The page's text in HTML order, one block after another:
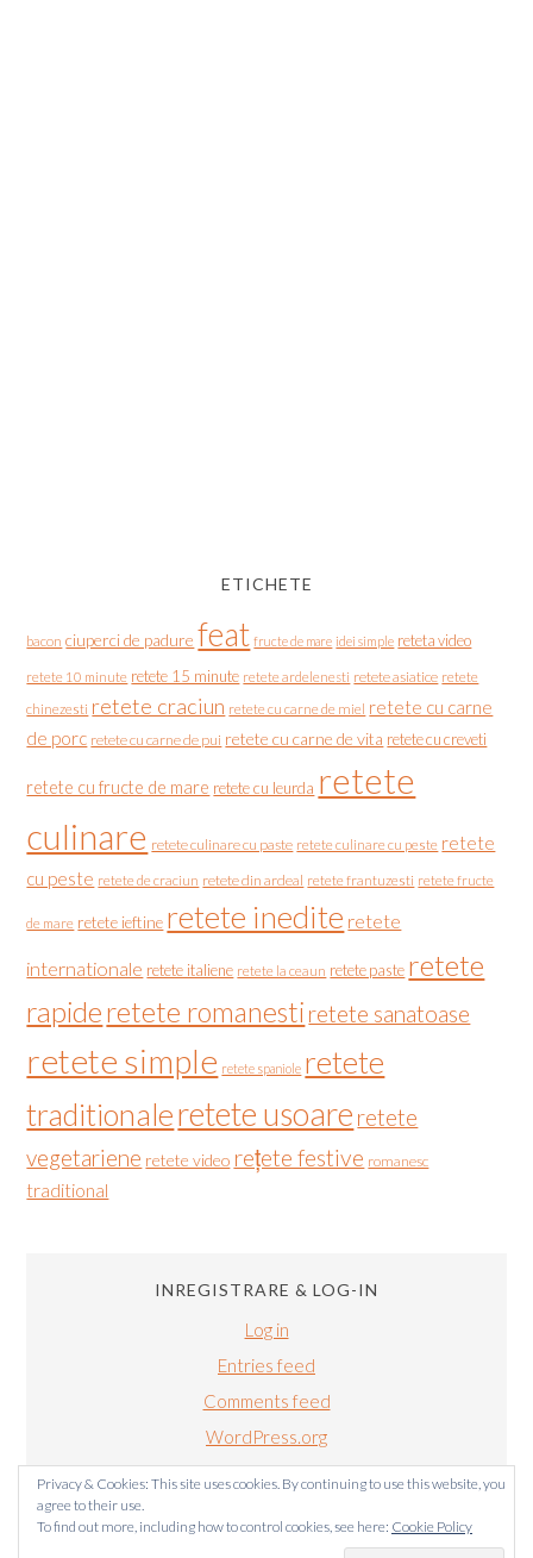
ETICHETE
bacon ciuperci de padure feat fructe de mare idei simple reteta video
retete 10 minute retete 15 minute retete ardelenesti retete asiatice retete
chinezesti retete craciun retete cu carne de miel retete cu carne
de porc retete cu carne de pui retete cu carne de vita retete cu creveti
retete cu fructe de mare retete cu leurda retete
culinare retete culinare cu paste retete culinare cu peste retete
cu peste retete de craciun retete din ardeal retete frantuzesti retete fructe
de mare retete ieftine retete inedite retete
internationale retete italiene retete la ceaun retete paste retete
rapideretete romanesti retete sanatoase
retete simple retete spaniole retete
traditionaleretete usoare retete
vegetariene retete video rețete festive romanesc
traditional
INREGISTRARE & LOG-IN
Log in
Entries feed
Comments feed
WordPress.org
Privacy & Cookies: This site uses cookies. By continuing to use this website, you
agree to their use.
To find out more, including how to control cookies, see here: Cookie Policy